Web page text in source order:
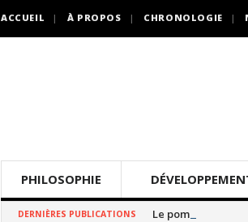
ACCUEIL À PROPOS CHRONOLOGIE
PHILOSOPHIE
DERNIÈRES PUBLICATIONS Le pommier thé